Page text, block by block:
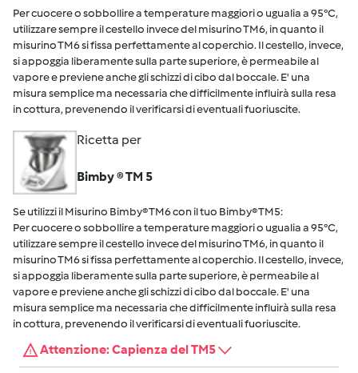
Per cuocere o sobbollire a temperature maggiori o ugualia a 95°C,
utilizzare sempre il cestello invece del misurino TM6, in quanto il
misurino TM6 si fissa perfettamente al coperchio. Il cestello, invece,
si appoggia liberamente sulla parte superiore, è permeabile al
vapore e previene anche gli schizzi di cibo dal boccale. E' una
misura semplice ma necessaria che difficilmente influirà sulla resa
in cottura, prevenendo il verificarsi di eventuali fuoriuscite.
Ricetta per
Bimby ® TM 5
Se utilizzi il Misurino Bimby® TM6 con il tuo Bimby® TM5:
Per cuocere o sobbollire a temperature maggiori o ugualia a 95°C,
utilizzare sempre il cestello invece del misurino TM6, in quanto il
misurino TM6 si fissa perfettamente al coperchio. Il cestello, invece,
si appoggia liberamente sulla parte superiore, è permeabile al
vapore e previene anche gli schizzi di cibo dal boccale. E' una
misura semplice ma necessaria che difficilmente influirà sulla resa
in cottura, prevenendo il verificarsi di eventuali fuoriuscite.
Attenzione: Capienza del TM5